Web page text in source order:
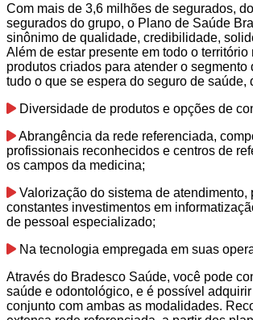
Com mais de 3,6 milhões de segurados,
segurados do grupo, o Plano de Saúde
sinônimo de qualidade, credibilidade,
Além de estar presente em todo o território
produtos criados para atender o segmento
tudo o que se espera do seguro de saúde,
Diversidade de produtos e opções de
Abrangência da rede referenciada,
profissionais reconhecidos e centros de
os campos da medicina;
Valorização do sistema de atendimento,
constantes investimentos em
de pessoal especializado;
Na tecnologia empregada em suas
Através do Bradesco Saúde, você pode
saúde e odontológico, e é possível
conjunto com ambas as modalidades.